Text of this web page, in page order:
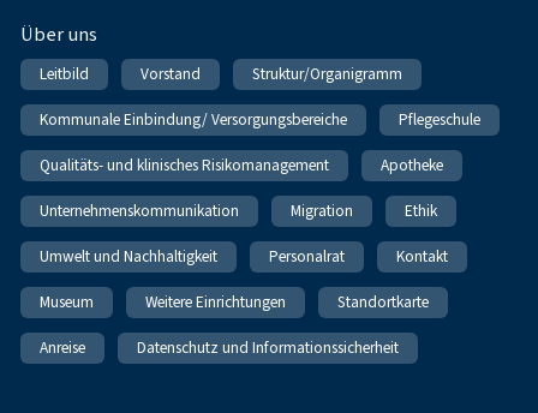
Über uns
Leitbild Vorstand Struktur/Organigramm
Kommunale Einbindung/ Versorgungsbereiche Pflegeschule
Qualitäts- und klinisches Risikomanagement Apotheke
Unternehmenskommunikation Migration Ethik
Umwelt und Nachhaltigkeit Personalrat Kontakt
Museum Weitere Einrichtungen Standortkarte
Anreise Datenschutz und Informationssicherheit